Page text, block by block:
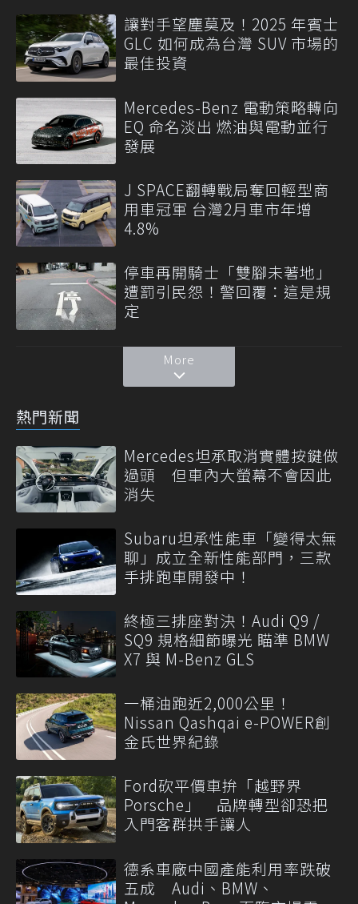
讓對手望塵莫及！2025 年賓士
GLC 如何成為台灣 SUV 市場的
最佳投資
Mercedes-Benz 電動策略轉向
EQ 命名淡出 燃油與電動並行
發展
J SPACE翻轉戰局奪回輕型商
用車冠軍 台灣2月車市年增
4.8%
停車再開騎士「雙腳未著地」
遭罰引民怨！警回覆：這是規
定
More
熱門新聞
Mercedes坦承取消實體按鍵做
過頭 但車內大螢幕不會因此
消失
Subaru坦承性能車「變得太無
聊」成立全新性能部門，三款
手排跑車開發中！
終極三排座對決！Audi Q9 /
SQ9 規格細節曝光 瞄準 BMW
X7 與 M-Benz GLS
一桶油跑近2,000公里！
Nissan Qashqai e-POWER創
金氏世界紀錄
Ford砍平價車拚「越野界
Porsche」 品牌轉型卻恐把
入門客群拱手讓人
德系車廠中國產能利用率跌破
五成 Audi、BMW、